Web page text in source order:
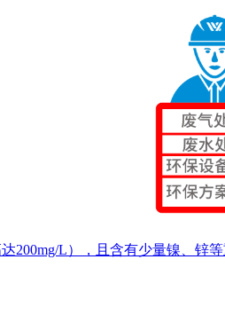
200mg/L），且含有少量镍、锌